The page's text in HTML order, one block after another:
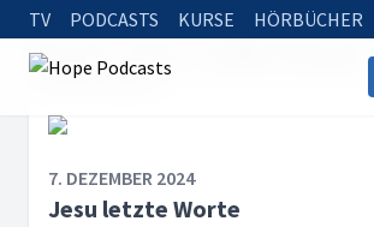
TV PODCASTS KURSE HÖRBÜCHER
Startseite
Jesu letzte Worte
7. DEZEMBER 2024
Jesu letzte Worte